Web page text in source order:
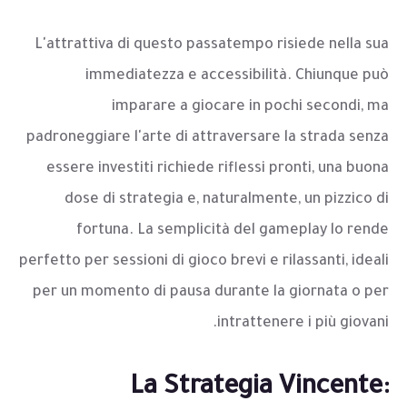
L'attrattiva di questo passatempo risiede nella sua
immediatezza e accessibilità. Chiunque può
imparare a giocare in pochi secondi, ma
padroneggiare l'arte di attraversare la strada senza
essere investiti richiede riflessi pronti, una buona
dose di strategia e, naturalmente, un pizzico di
fortuna. La semplicità del gameplay lo rende
perfetto per sessioni di gioco brevi e rilassanti, ideali
per un momento di pausa durante la giornata o per
intrattenere i più giovani.
La Strategia Vincente: